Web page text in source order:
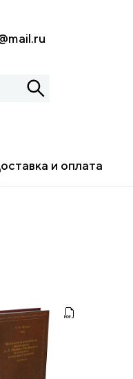
и оплата